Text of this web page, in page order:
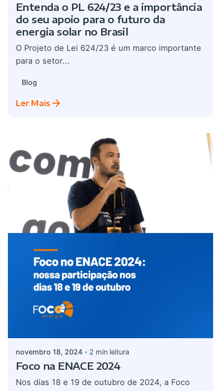
Entenda o PL 624/23 e a importância
do seu apoio para o futuro da
energia solar no Brasil
O Projeto de Lei 624/23 é um marco importante
para o setor...
Blog
Ler Mais
Postado por
novembro 18, 2024 2 min leitura
Foco na ENACE 2024
Nos dias 18 e 19 de outubro de 2024, a Foco